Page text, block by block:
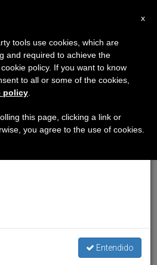
×
de agosto haremos la pausa
en el periodo de verano
y también el
Entendido
x
tools use cookies, which are
and required to achieve the
policy. If you want to know
to all or some of the cookies,
policy
this page, clicking a link or
you agree to the use of cookies.